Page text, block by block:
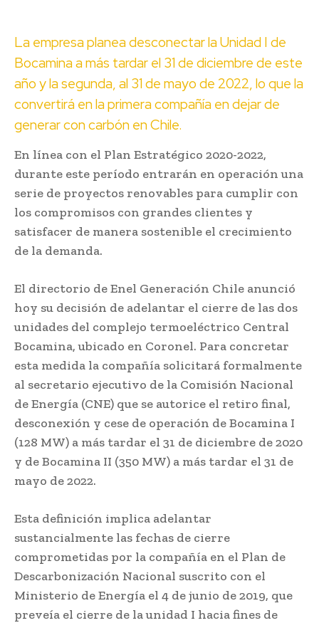
La empresa planea desconectar la Unidad I de
Bocamina a más tardar el 31 de diciembre de este
año y la segunda, al 31 de mayo de 2022, lo que la
convertirá en la primera compañía en dejar de
generar con carbón en Chile.
En línea con el Plan Estratégico 2020-2022,
durante este período entrarán en operación una
serie de proyectos renovables para cumplir con
los compromisos con grandes clientes y
satisfacer de manera sostenible el crecimiento
de la demanda.
El directorio de Enel Generación Chile anunció
hoy su decisión de adelantar el cierre de las dos
unidades del complejo termoeléctrico Central
Bocamina, ubicado en Coronel. Para concretar
esta medida la compañía solicitará formalmente
al secretario ejecutivo de la Comisión Nacional
de Energía (CNE) que se autorice el retiro final,
desconexión y cese de operación de Bocamina I
(128 MW) a más tardar el 31 de diciembre de 2020
y de Bocamina II (350 MW) a más tardar el 31 de
mayo de 2022.
Esta definición implica adelantar
sustancialmente las fechas de cierre
comprometidas por la compañía en el Plan de
Descarbonización Nacional suscrito con el
Ministerio de Energía el 4 de junio de 2019, que
preveía el cierre de la unidad I hacia fines de